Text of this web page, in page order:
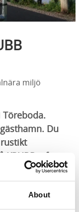
About
miljö
Töreboda.
Du
fina
förbi på